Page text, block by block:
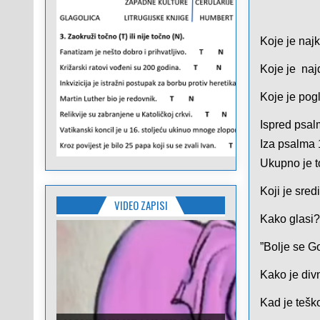
Koje je
Koje je
Koje je
Ispred
Iza
Ukupno je
Koji je
Kako glasi?
”Bolje se
Kako je
Kad je
VIDEO ZAPISI